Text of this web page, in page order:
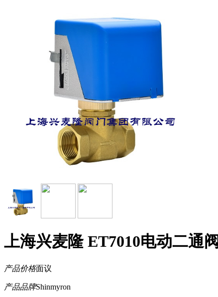
上海兴麦隆 ET7010电动二通阀
产品价格面议
产品品牌Shinmyron